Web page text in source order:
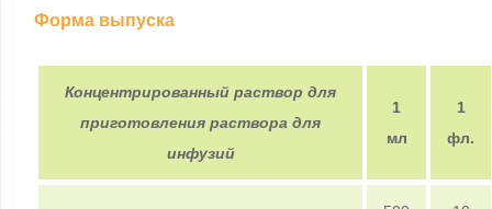
Форма выпуска
Концентрированный раствор для
приготовления раствора для
инфузий
1
мл
1
фл.